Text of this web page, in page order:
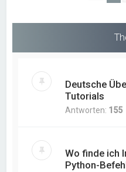
Deutsche
Tutorials
Antworten: 155
Wo finde ich
Python-